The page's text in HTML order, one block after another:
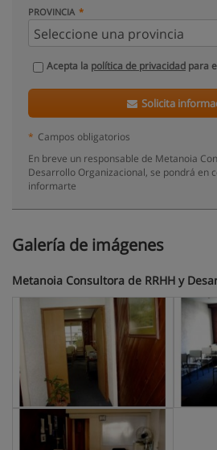
PROVINCIA
Acepta la política de privacidad para
Solicita
* Campos obligatorios
En breve un responsable de Metanoia
Desarrollo Organizacional, se pondrá en
informarte
Galería de imágenes
Metanoia Consultora de RRHH y